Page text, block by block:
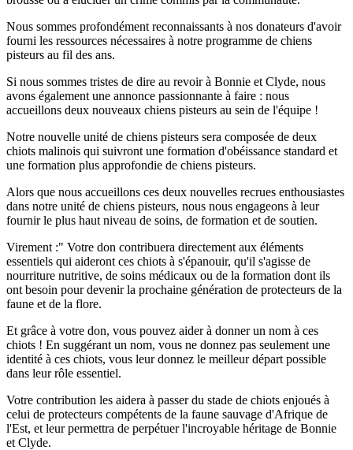
Nous sommes profondément reconnaissants à nos donateurs d'avoir
fourni les ressources nécessaires à notre programme de chiens
pisteurs au fil des ans.
Si nous sommes tristes de dire au revoir à Bonnie et Clyde, nous
avons également une annonce passionnante à faire : nous
accueillons deux nouveaux chiens pisteurs au sein de l'équipe !
Notre nouvelle unité de chiens pisteurs sera composée de deux
chiots malinois qui suivront une formation d'obéissance standard et
une formation plus approfondie de chiens pisteurs.
Alors que nous accueillons ces deux nouvelles recrues enthousiastes
dans notre unité de chiens pisteurs, nous nous engageons à leur
fournir le plus haut niveau de soins, de formation et de soutien.
Virement :" Votre don contribuera directement aux éléments
essentiels qui aideront ces chiots à s'épanouir, qu'il s'agisse de
nourriture nutritive, de soins médicaux ou de la formation dont ils
ont besoin pour devenir la prochaine génération de protecteurs de la
faune et de la flore.
Et grâce à votre don, vous pouvez aider à donner un nom à ces
chiots ! En suggérant un nom, vous ne donnez pas seulement une
identité à ces chiots, vous leur donnez le meilleur départ possible
dans leur rôle essentiel.
Votre contribution les aidera à passer du stade de chiots enjoués à
celui de protecteurs compétents de la faune sauvage d'Afrique de
l'Est, et leur permettra de perpétuer l'incroyable héritage de Bonnie
et Clyde.